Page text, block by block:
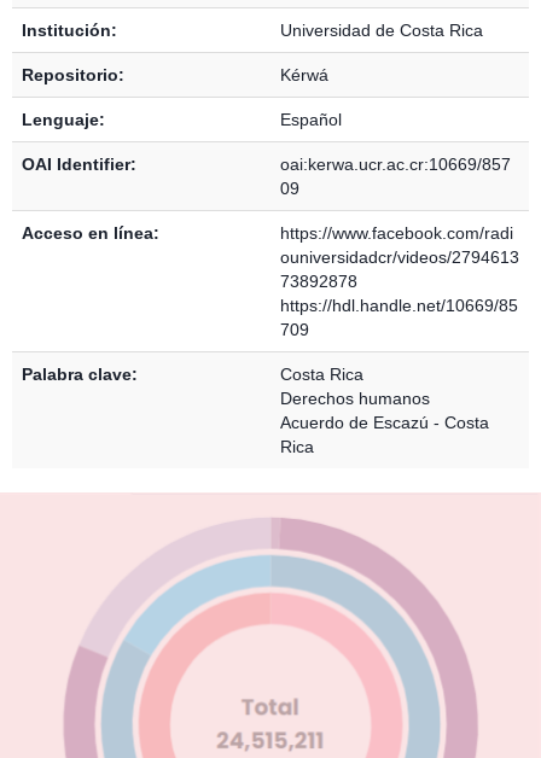
Institución: Universidad de Costa Rica
Repositorio: Kérwá
Lenguaje: Español
OAI Identifier:
oai:kerwa.ucr.ac.cr:10669/857
09
Acceso en línea:
https://www.facebook.com/radi
ouniversidadcr/videos/2794613
73892878
https://hdl.handle.net/10669/85
709
Palabra clave:
Costa Rica
Derechos humanos
Acuerdo de Escazú - Costa
Rica